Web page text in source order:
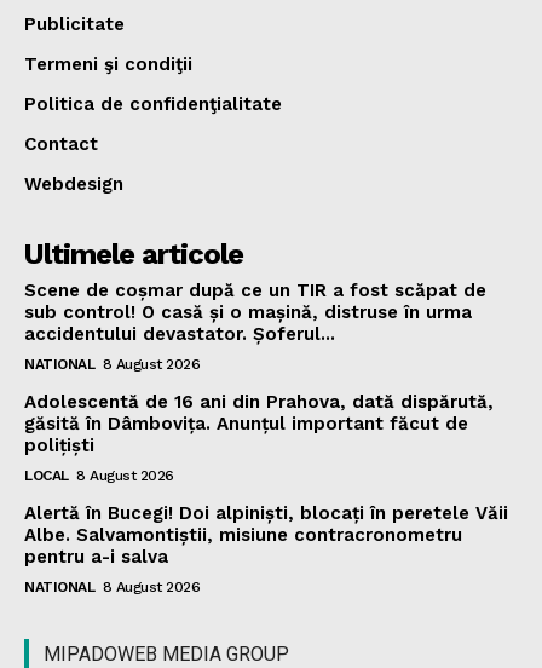
Publicitate
Termeni şi condiţii
Politica de confidenţialitate
Contact
Webdesign
Ultimele articole
Scene de coșmar după ce un TIR a fost scăpat de
sub control! O casă și o mașină, distruse în urma
accidentului devastator. Șoferul...
NATIONAL 8 August 2026
Adolescentă de 16 ani din Prahova, dată dispărută,
găsită în Dâmbovița. Anunțul important făcut de
polițiști
LOCAL 8 August 2026
Alertă în Bucegi! Doi alpiniști, blocați în peretele Văii
Albe. Salvamontiștii, misiune contracronometru
pentru a-i salva
NATIONAL 8 August 2026
MIPADOWEB MEDIA GROUP